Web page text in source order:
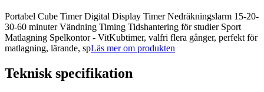
Portabel Cube Timer Digital Display Timer Nedräkningslarm 15-20-
30-60 minuter Vändning Timing Tidshantering för studier Sport
Matlagning Spelkontor - VitKubtimer, valfri flera gånger, perfekt för
matlagning, lärande, spLäs mer om produkten
Teknisk specifikation